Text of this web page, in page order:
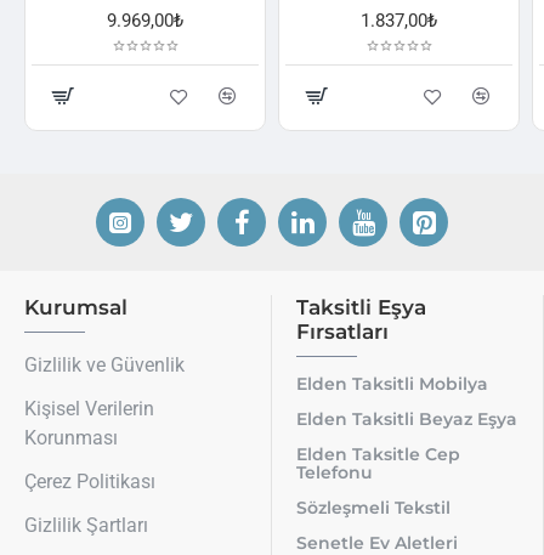
9.969,00₺ 1.837,00₺
Kurumsal
Gizlilik ve Güvenlik
Kişisel Verilerin
Korunması
Çerez Politikası
Gizlilik Şartları
Taksitli Eşya
Fırsatları
Elden Taksitli Mobilya
Elden Taksitli Beyaz Eşya
Elden Taksitle Cep
Telefonu
Sözleşmeli Tekstil
Senetle Ev Aletleri